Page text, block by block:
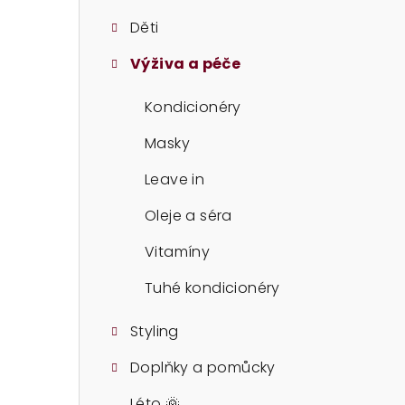
Děti
Výživa a péče
Kondicionéry
Masky
Leave in
Oleje a séra
Vitamíny
Tuhé kondicionéry
Styling
Doplňky a pomůcky